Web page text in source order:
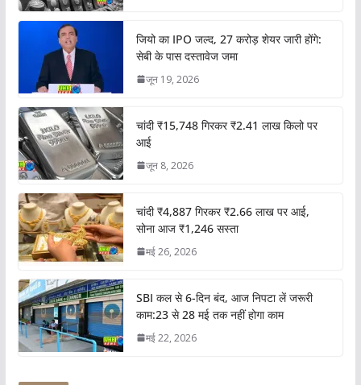
जियो का IPO जल्द, 27 करोड़ शेयर जारी होंगे:
सेबी के पास दस्तावेज जमा
जून 19, 2026
चांदी ₹15,748 गिरकर ₹2.41 लाख किलो पर
आई
जून 8, 2026
चांदी ₹4,887 गिरकर ₹2.66 लाख पर आई,
सोना आज ₹1,246 सस्ता
मई 26, 2026
SBI कल से 6-दिन बंद, आज निपटा लें जरूरी
काम:23 से 28 मई तक नहीं होगा काम
मई 22, 2026